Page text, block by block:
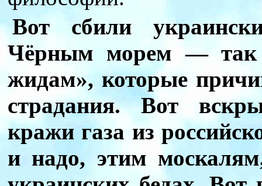
Вот сбили
Чёрным морем — так
жидам», которые
страдания. Вот
кражи газа из
и надо, этим